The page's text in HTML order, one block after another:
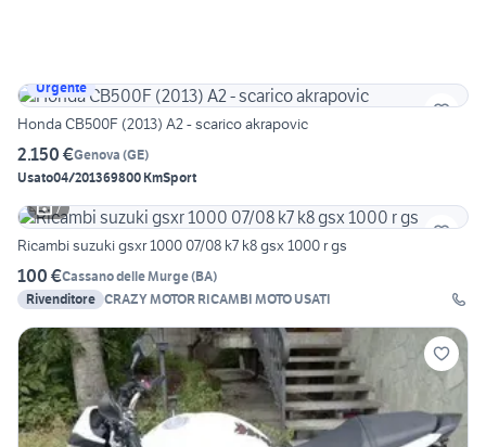
Urgente
Honda CB500F (2013) A2 - scarico akrapovic
2.150 €Genova (GE)
Usato04/201369800 KmSport
7
Ricambi suzuki gsxr 1000 07/08 k7 k8 gsx 1000 r gs
100 €Cassano delle Murge(BA)
Rivenditore CRAZY MOTOR RICAMBI MOTO USATI